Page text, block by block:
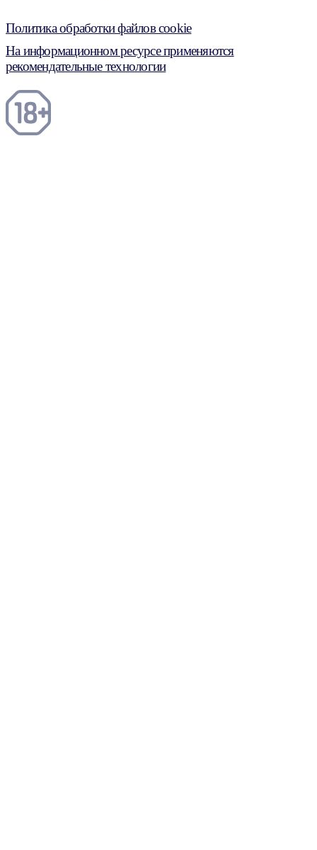
Политика обработки файлов cookie
На информационном ресурсе применяются
рекомендательные технологии